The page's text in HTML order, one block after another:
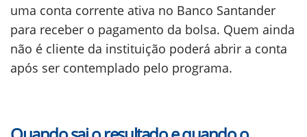
uma conta corrente ativa no Banco Santander
para receber o pagamento da bolsa. Quem ainda
não é cliente da instituição poderá abrir a conta
após ser contemplado pelo programa.